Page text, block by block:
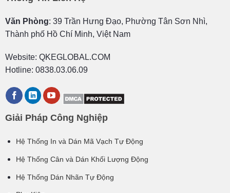
Văn Phòng: 39 Trần Hưng Đạo, Phường Tân Sơn Nhì,
Thành phố Hồ Chí Minh, Việt Nam
Website: QKEGLOBAL.COM
Hotline: 0838.03.06.09
Giải Pháp Công Nghiệp
Hệ Thống In và Dán Mã Vạch Tự Động
Hệ Thống Cân và Dán Khối Lượng Động
Hệ Thống Dán Nhãn Tự Động